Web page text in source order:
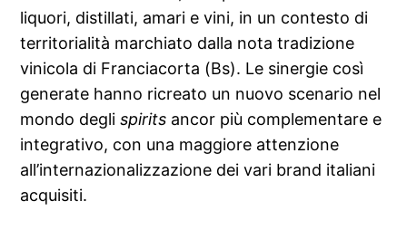
liquori, distillati, amari e vini, in un contesto di
territorialità marchiato dalla nota tradizione
vinicola di Franciacorta (Bs). Le sinergie così
generate hanno ricreato un nuovo scenario nel
mondo deglispirits ancor più complementare e
integrativo, con una maggiore attenzione
all’internazionalizzazione dei vari brand italiani
acquisiti.